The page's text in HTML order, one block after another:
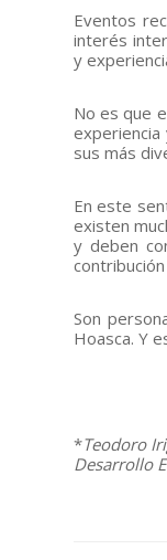
Eventos
interés
y
No es que
sus más
En este
existen
y deben
Son
Hoasca. Y
*Teodoro
Desarrollo